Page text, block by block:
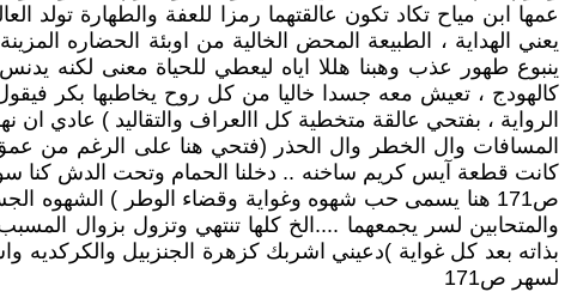
عمها ابن مياح تكاد تكون عالقتهما رمزا للعفة والطهارة
يعني الهداية ، الطبيعة المحض الخالية من اوبئة الحضاره
ينبوع طهور عذب وهبنا هللا اياه ليعطي للحياة معنى لكنه
كالهودج ، تعيش معه جسدا خاليا من كل روح يخاطبها بكر
الرواية ، بفتحي عالقة متخطية كل االعراف والتقاليد ) عادي
المسافات وال الخطر وال الحذر (فتحي هنا على الرغم من
كانت قطعة آيس كريم ساخنه .. دخلنا الحمام وتحت الدش كنا
ص171 هنا يسمى حب شهوه وغواية وقضاء الوطر ) الشهوه
والمتحابين لسر يجمعهما ....الخ كلها تنتهي وتزول بزوال
بذاته بعد كل غواية )دعيني اشربك كزهرة الجنزبيل
لسهر ص171